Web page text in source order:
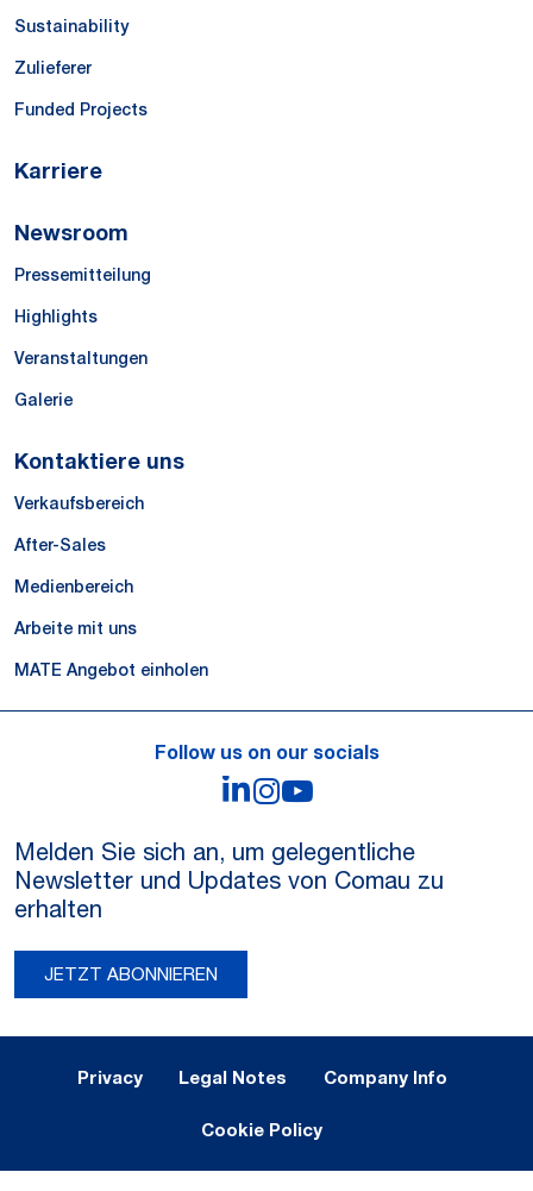
Sustainability
Zulieferer
Funded Projects
Karriere
Newsroom
Pressemitteilung
Highlights
Veranstaltungen
Galerie
Kontaktiere uns
Verkaufsbereich
After-Sales
Medienbereich
Arbeite mit uns
MATE Angebot einholen
Follow us on our socials
LinkedIn
Instagram
Melden Sie sich an, um gelegentliche
Newsletter und Updates von Comau zu
erhalten
JETZT ABONNIEREN
Privacy Legal Notes Company Info
Cookie Policy